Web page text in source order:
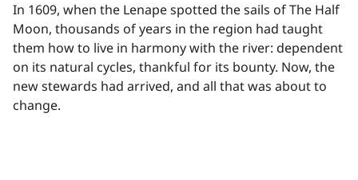
In 1609, when the Lenape spotted the sails of The Half
Moon, thousands of years in the region had taught
them how to live in harmony with the river: dependent
on its natural cycles, thankful for its bounty. Now, the
new stewards had arrived, and all that was about to
change.​​​​‌ ‍ ​‍​‍‌‍ ‌ ​‍‌‍‍‌‌‍‌ ‌‍‍‌‌‍ ‍​‍​‍​ ‍‍​‍​‍‌ ​ ‌‍​‌‌‍ ‍‌‍‍‌‌ ‌​‌ ‍‌​‍ ‍‌‍‍‌‌‍ ​‍​‍​‍ ​​‍​‍‌‍‍​‌ ​‍‌‍‌‌‌‍‌‍​‍​‍​ ‍‍​‍​‍‌‍‍​‌ ‌​‌ ‌​‌ ​​‌ ​ ​ ‍‍​‍ ​‍ ‌‍​ ‌‍ ‌‌ ​ ​‍ ‍‌‍ ‌‌‍​‌‌‍‍‌‌‍ ‍​‍ ‍​ ​‍​ ​​​ ​‍​ ‌​‌ ​‍‌‍‌‌‌‍‌​‌‍‌‌‌ ​ ‌‍‍‌‌‍‌ ‌‍ ‍​‍ ‍‌ ​‍‌‍‍‌‌ ‌‍‌‍‌‌‌ ​‍‌‍‍ ‌‍‌‌‌‍‌‌‌ ​​‌‍‌‌‌ ​‍​‍ ‍‌‍ ‌ ​‍‌‍‌ ​‍ ‌‍‍‌‌‍ ‍‌ ‌​‌‍‌‌‌‍ ‍‌ ‌​​‍ ‌‍‌‌‌‍‌​‌‍‍‌‌ ‌​​‍ ‌‍ ‌‌‍ ‌‍‌​‌‍‌‌​ ‌‌ ​​‌ ​‍‌‍‌‌‌ ​ ‌‍‌‌‌‍ ‍‌ ‌​‌‍​‌‌ ‌​‌‍‍‌‌‍ ‌‍ ‍​ ‍ ‌‍‍‌‌‍‌​​ ‌‌‍‍​‌‍‍‌‌ ​ ‌ ‌​‌‍ ‌ ​‍‌ ‍‌‌​ ‌‍‌‍‌‌‌​‌‍‍​‌‍‌‌‌​‍​‌ ‌‌‌‍‌​‌ ​ ‌‍ ‌‍ ‍‌‌​‍‌‍‍‌‌ ‌‍‌‍‌‌‌ ​‍​ ‍ ‌ ‌​‌ ‍‌‌ ​​‌‍‌‌​ ‌‌‍‍​‌ ‌‌‌‍‌​‌ ​ ‌‍ ‌‍ ‍‌‌ ‌ ​​‌‍​‌‌‍‌ ‌‍‌‌​ ‍ ‌ ​​‌‍​‌‌ ‌​‌‍‍​​ ‌‌‍​ ‌‍ ‌‍ ‍‌ ‌​‌‍‌‌‌‍ ‍‌ ‌​​‍‌‌​ ‌‌‌​​‍‌‌ ‌‍‍ ‌‍‌‌‌ ‍‌​‍‌‌​ ​ ‌​‌​​‍‌‌​ ​ ‌​‌​​‍‌‌​ ​‍​ ​‍‌‍‌‍​ ​‌​ ‌‍​ ‌‍​ ‍​​ ‌‍‌‍​‌​ ‍‌​ ‌ ​ ‌‍‌‍​‌​ ‌‍​‍‌‌​ ​‍​ ​‍​‍‌‌​ ‌‌‌​‌​​‍ ‍‌‍​ ‌‍‍​‌‍‍‌‌‍ ​‌‍‌​‌ ​‍‌‍‌‌‌‍ ‍​‍‌‌​ ‌‌‌​​‍‌‌ ‌‍‍ ‌‍‌‌‌ ‍‌​‍‌‌​ ​ ‌​‌​​‍‌‌​ ​ ‌​‌​​‍‌‌​ ​‍​ ​‍​ ​‍‌‍​‍​ ​ ​ ‌‌​ ​ ​ ​‍‌‍​‍‌‍‌​​ ​​‌‍​‍‌‍​ ‌‍​ ​ ​​​‍‌‌​ ​‍​ ​‍​‍‌‌​ ‌‌‌​‌​​‍ ‍‌ ‌​‌‍‌‌‌ ‍​‌ ‌​​ ‌‍​‍‌‍​‌‌ ​ ‌‍‌‌‌‌‌‌‌ ​‍‌‍ ​​ ‌‌‍‍​‌ ‌​‌ ‌​‌ ​​‌ ​ ​‍‌‌​ ​ ‌​​‌​‍‌‌​ ​‍‌​‌‍​‍‌‌​ ​‍‌​‌‍‌‍​ ‌‍ ‌‌ ​ ​‍ ‍‌‍ ‌‌‍​‌‌‍‍‌‌‍ ‍​‍ ‍​ ​‍​ ​​​ ​‍​ ‌​‌ ​‍‌‍‌‌‌‍‌​‌‍‌‌‌ ​ ‌‍‍‌‌‍‌ ‌‍ ‍​‍ ‍‌ ​‍‌‍‍‌‌ ‌‍‌‍‌‌‌ ​‍‌‍‍ ‌‍‌‌‌‍‌‌‌ ​​‌‍‌‌‌ ​‍​‍ ‍‌‍ ‌ ​‍‌‍‌ ​‍‌‍‌‍‍‌‌‍‌​​ ‌‌‍‍​‌‍‍‌‌ ​ ‌ ‌​‌‍ ‌ ​‍‌ ‍‌‌​ ‌‍‌‍‌‌‌​‌‍‍​‌‍‌‌‌​‍​‌ ‌‌‌‍‌​‌ ​ ‌‍ ‌‍ ‍‌‌​‍‌‍‍‌‌ ‌‍‌‍‌‌‌ ​‍​‍‌‍‌ ‌​‌ ‍‌‌ ​​‌‍‌‌​ ‌‌‍‍​‌ ‌‌‌‍‌​‌ ​ ‌‍ ‌‍ ‍‌‌ ‌ ​​‌‍​‌‌‍‌ ‌‍‌‌​‍‌‍‌ ​​‌‍​‌‌ ‌​‌‍‍​​ ‌‌‍​ ‌‍ ‌‍ ‍‌ ‌​‌‍‌‌‌‍ ‍‌ ‌​​‍‌‌​ ‌‌‌​​‍‌‌ ‌‍‍ ‌‍‌‌‌ ‍‌​‍‌‌​ ​ ‌​‌​​‍‌‌​ ​ ‌​‌​​‍‌‌​ ​‍​ ​‍‌‍‌‍​ ​‌​ ‌‍​ ‌‍​ ‍​​ ‌‍‌‍​‌​ ‍‌​ ‌ ​ ‌‍‌‍​‌​ ‌‍​‍‌‌​ ​‍​ ​‍​‍‌‌​ ‌‌‌​‌​​‍ ‍‌‍​ ‌‍‍​‌‍‍‌‌‍ ​‌‍‌​‌ ​‍‌‍‌‌‌‍ ‍​‍‌‌​ ‌‌‌​​‍‌‌ ‌‍‍ ‌‍‌‌‌ ‍‌​‍‌‌​ ​ ‌​‌​​‍‌‌​ ​ ‌​‌​​‍‌‌​ ​‍​ ​‍​ ​‍‌‍​‍​ ​ ​ ‌‌​ ​ ​ ​‍‌‍​‍‌‍‌​​ ​​‌‍​‍‌‍​ ‌‍​ ​ ​​​‍‌‌​ ​‍​ ​‍​‍‌‌​ ‌‌‌​‌​​‍ ‍‌ ‌​‌‍‌‌‌ ‍​‌ ‌​​‍‌‍‌ ​​‌‍‌‌‌ ​‍‌ ​ ‌ ​​‌‍‌‌‌‍​ ‌ ‌​‌‍‍‌‌ ‌‍‌‍‌‌​ ‌‌ ​​‌ ‌‌‌‍​‍‌‍ ​‌‍‍‌‌ ​ ‌‍‍​‌‍‌‌‌‍‌​​‍​‍‌ ‌